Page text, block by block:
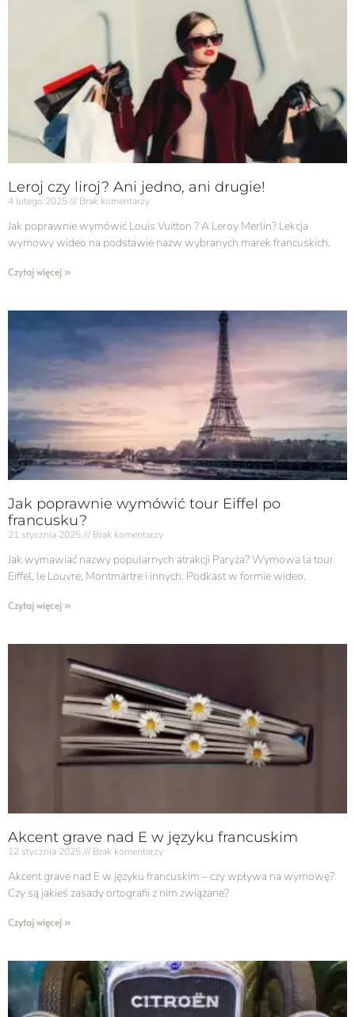
Leroj czy liroj? Ani jedno, ani drugie!
4 lutego 2025 Brak komentarzy
Jak poprawnie wymówić Louis Vuitton ? A Leroy Merlin? Lekcja
wymowy wideo na podstawie nazw wybranych marek francuskich.
Czytaj więcej »
Jak poprawnie wymówić tour Eiffel po
francusku?
21 stycznia 2025 Brak komentarzy
Jak wymawiać nazwy popularnych atrakcji Paryża? Wymowa la tour
Eiffel, le Louvre, Montmartre i innych. Podkast w formie wideo.
Czytaj więcej »
Akcent grave nad E w języku francuskim
12 stycznia 2025 Brak komentarzy
Akcent grave nad E w języku francuskim​ – czy wpływa na wymowę?
Czy są jakieś zasady ortografii z nim związane?
Czytaj więcej »